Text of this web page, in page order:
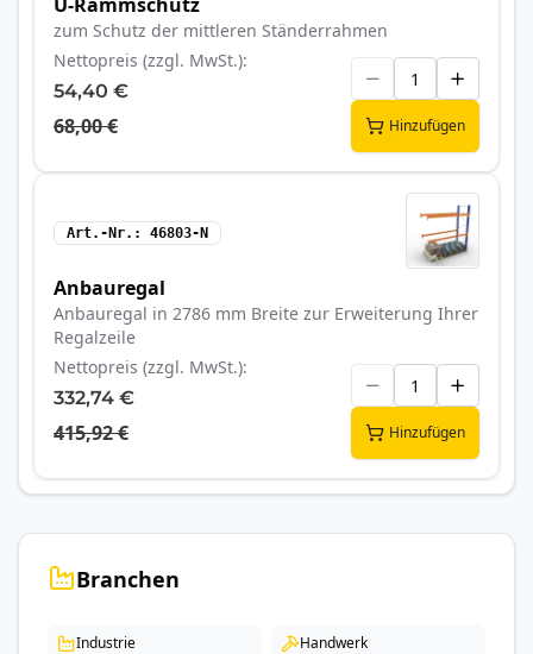
zum Schutz der mittleren Ständerrahmen
Nettopreis (zzgl. MwSt.)
54,40 €
68,00 € Hinzufügen
Art.-Nr. 46803-N
Anbauregal
Anbauregal in 2786 mm Breite zur Erweiterung Ihrer
Regalzeile
Nettopreis (zzgl. MwSt.)
332,74 €
415,92 € Hinzufügen
Branchen
Industrie Handwerk